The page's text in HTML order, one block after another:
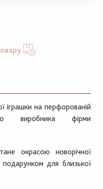
іграшки на перфорованій
виробника фірми
окрасою новорічної
для близької